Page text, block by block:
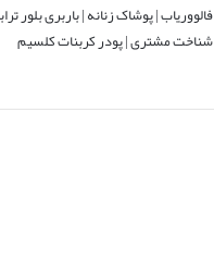
فالووریاب|پوشاک زنانه|باربری بلور
شناخت مشتری|پودر کربنات کلسیم